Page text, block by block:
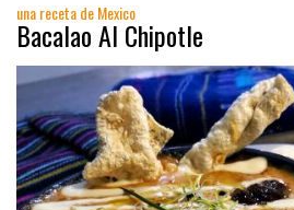
una receta de Mexico
Bacalao Al Chipotle